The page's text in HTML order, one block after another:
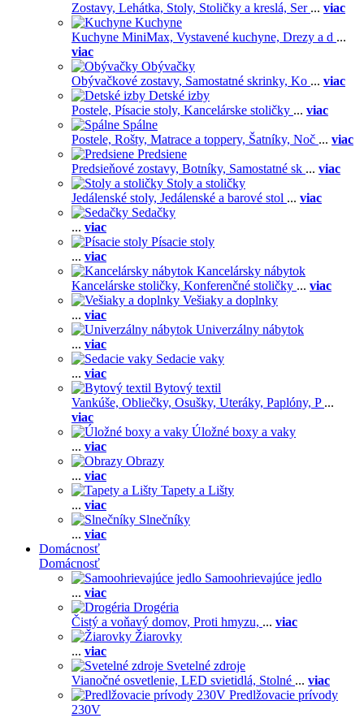
Zostavy, Lehátka, Stoly, Stoličky a kreslá, Ser ... viac
Kuchyne
Kuchyne MiniMax, Vystavené kuchyne, Drezy a d ...
viac
Obývačky
Obývačkové zostavy, Samostatné skrinky, Ko ... viac
Detské izby
Postele, Písacie stoly, Kancelárske stoličky ... viac
Spálne
Postele, Rošty, Matrace a toppery, Šatníky, Noč ... viac
Predsiene
Predsieňové zostavy, Botníky, Samostatné sk ... viac
Stoly a stoličky
Jedálenské stoly, Jedálenské a barové stol ... viac
Sedačky
... viac
Písacie stoly
... viac
Kancelársky nábytok
Kancelárske stoličky, Konferenčné stoličky ... viac
Vešiaky a doplnky
... viac
Univerzálny nábytok
... viac
Sedacie vaky
... viac
Bytový textil
Vankúše, Obliečky, Osušky, Uteráky, Paplóny, P ...
viac
Úložné boxy a vaky
... viac
Obrazy
... viac
Tapety a Lišty
... viac
Slnečníky
... viac
Domácnosť
Domácnosť
Samoohrievajúce jedlo
... viac
Drogéria
Čistý a voňavý domov, Proti hmyzu, ... viac
Žiarovky
... viac
Svetelné zdroje
Vianočné osvetlenie, LED svietidlá, Stolné ... viac
Predlžovacie prívody
230V